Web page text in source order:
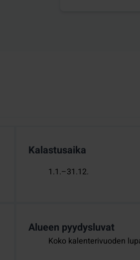
Kalastusaika
1.1.–31.12.
Alueen pyydysluvat
Koko kalenterivuoden